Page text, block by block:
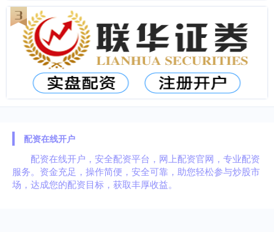
配资在线开户
配资在线开户，安全配资平台，网上配资官网，专业配资
服务。资金充足，操作简便，安全可靠，助您轻松参与炒股市
场，达成您的配资目标，获取丰厚收益。